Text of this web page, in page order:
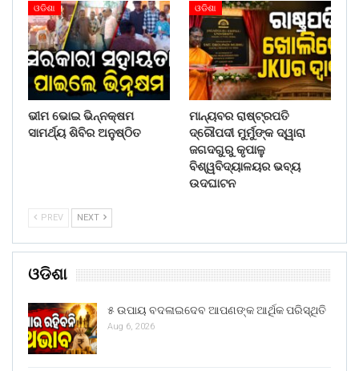
ଓଡିଶା
ଭୀମ ଭୋଇ ଭିନ୍ନକ୍ଷମ
ସାମର୍ଥ୍ୟ ଶିବିର ଅନୁଷ୍ଠିତ
ଓଡିଶା
ମାନ୍ୟବର ରାଷ୍ଟ୍ରପତି
ଦ୍ରୌପଦୀ ମୁର୍ମୁଙ୍କ ଦ୍ୱାରା
ଜଗଦଗୁରୁ କୃପାଳୁ
ବିଶ୍ୱବିଦ୍ୟାଳୟର ଭବ୍ୟ
ଉଦଘାଟନ
PREV NEXT
ଓଡିଶା
୫ ଉପାୟ ବଦଳାଇଦେବ ଆପଣଙ୍କ ଆର୍ଥିକ ପରିସ୍ଥିତି
Aug 6, 2026